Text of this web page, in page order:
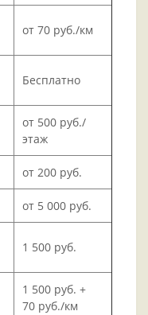
от 70 руб./км
Бесплатно
от 500 руб./
этаж
от 200 руб.
от 5 000 руб.
1 500 руб.
1 500 руб. +
70 руб./км